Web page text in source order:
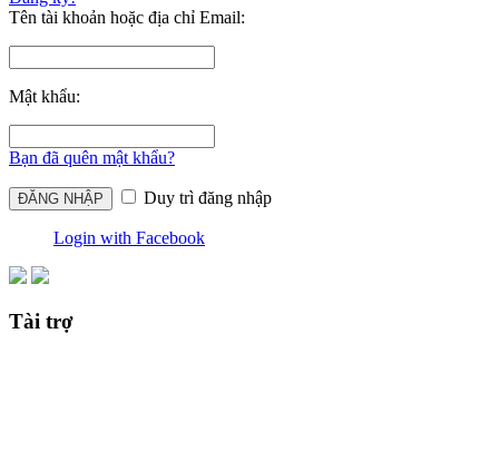
Tên tài khoản hoặc địa chỉ Email:
Mật khẩu:
Bạn đã quên mật khẩu?
Duy trì đăng nhập
Login with Facebook
Tài trợ